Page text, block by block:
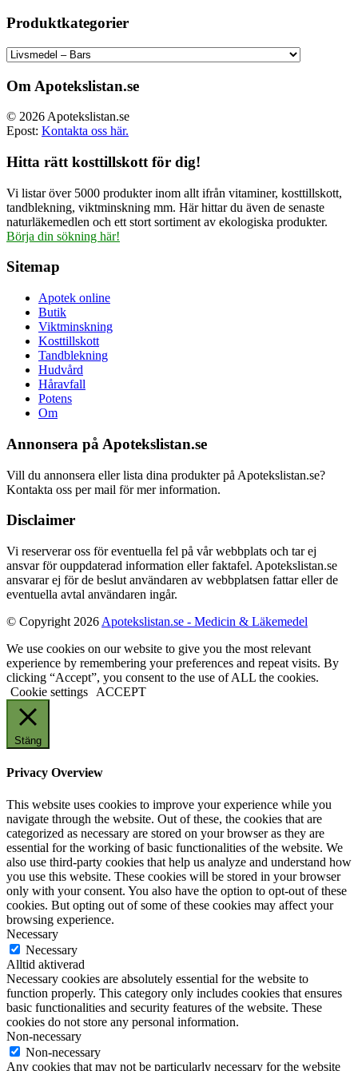
priset
499.00 kr.
priset
är:
374.00 kr.
Produktkategorier
Om Apotekslistan.se
© 2026 Apotekslistan.se
Epost: Kontakta oss här.
Hitta rätt kosttillskott för dig!
Vi listar över 5000 produkter inom allt ifrån vitaminer, kosttillskott,
tandblekning, viktminskning mm. Här hittar du även de senaste
naturläkemedlen och ett stort sortiment av ekologiska produkter.
Börja din sökning här!
Sitemap
Apotek online
Butik
Viktminskning
Kosttillskott
Tandblekning
Hudvård
Håravfall
Potens
Om
Annonsera på Apotekslistan.se
Vill du annonsera eller lista dina produkter på Apotekslistan.se?
Kontakta oss per mail för mer information.
Disclaimer
Vi reserverar oss för eventuella fel på vår webbplats och tar ej
ansvar för ouppdaterad information eller faktafel. Apotekslistan.se
ansvarar ej för de beslut användaren av webbplatsen fattar eller de
eventuella avtal användaren ingår.
© Copyright 2026 Apotekslistan.se - Medicin & Läkemedel
We use cookies on our website to give you the most relevant
experience by remembering your preferences and repeat visits. By
clicking “Accept”, you consent to the use of ALL the cookies.
Cookie settings
ACCEPT
Stäng
Privacy Overview
This website uses cookies to improve your experience while you
navigate through the website. Out of these, the cookies that are
categorized as necessary are stored on your browser as they are
essential for the working of basic functionalities of the website. We
also use third-party cookies that help us analyze and understand how
you use this website. These cookies will be stored in your browser
only with your consent. You also have the option to opt-out of these
cookies. But opting out of some of these cookies may affect your
browsing experience.
Necessary
Necessary
Alltid aktiverad
Necessary cookies are absolutely essential for the website to
function properly. This category only includes cookies that ensures
basic functionalities and security features of the website. These
cookies do not store any personal information.
Non-necessary
Non-necessary
Any cookies that may not be particularly necessary for the website